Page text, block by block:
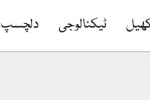
ٹیکنالوجی دلچسپ